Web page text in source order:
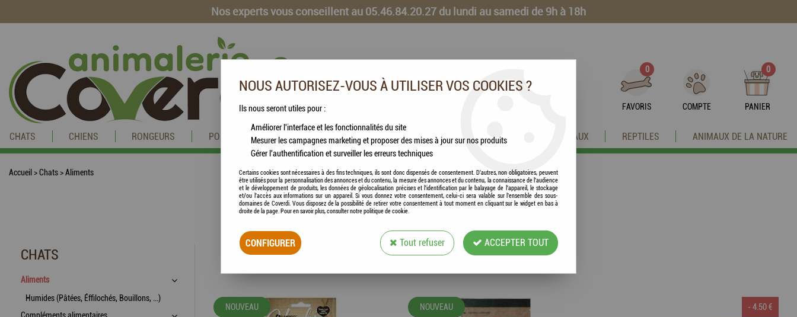
Nos experts vous conseillent au 05.46.84.20.27 du lundi au samedi de 9h à 18h
0
FAVORIS COMPTE
0
PANIER
CHATS CHIENS RONGEURS POISSONS CHEVAUX VOLAILLES ANIMAUX DE LA FERME OISEAUX REPTILES ANIMAUX DE LA NATURE
Accueil >Chats>Aliments
ALIMENTS
CHATS
Aliments
Humides (Pâtées, Éffilochés, Bouillons, ...)
60 articles sur199
NOUVEAU NOUVEAU - 4.50 €
NOUS AUTORISEZ-VOUS À UTILISER VOS COOKIES ?
Ils nous seront utiles pour :
Améliorer l'interface et les fonctionnalités du site
Mesurer les campagnes marketing et proposer des mises à jour sur nos produits
Gérer l'authentification et surveiller les erreurs techniques
Certains cookies sont nécessaires à des fins techniques, ils sont donc dispensés de consentement. D'autres, non obligatoires, peuvent
être utilisés pour la personnalisation des annonces et du contenu, la mesure des annonces et du contenu, la connaissance de l'audience
et le développement de produits, les données de géolocalisation précises et l'identification par le balayage de l'appareil, le stockage
et/ou l'accès aux informations sur un appareil. Si vous donnez votre consentement, celui-ci sera valable sur l’ensemble des sous-
domaines de Coverdi. Vous disposez de la possibilité de retirer votre consentement à tout moment en cliquant sur le widget en bas à
droite de la page. Pour en savoir plus, consulter notre politique de cookie.
CONFIGURER Tout refuser ACCEPTER TOUT